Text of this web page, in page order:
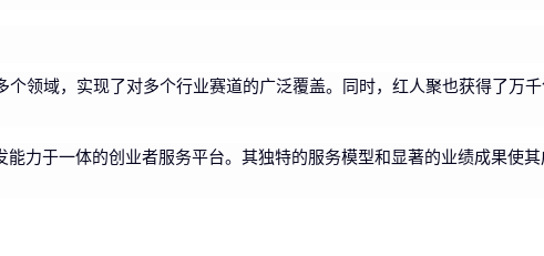
领域，实现了对多个行业赛道的广泛覆盖。同时，红人聚也获得了万
力于一体的创业者服务平台。其独特的服务模型和显著的业绩成果使